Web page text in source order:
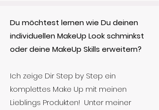
Du möchtest lernen wie Du deinen
individuellen MakeUp Look schminkst
oder deine MakeUp Skills erweitern?
Ich zeige Dir Step by Step ein
komplettes Make Up mit meinen
Lieblings Produkten! Unter meiner